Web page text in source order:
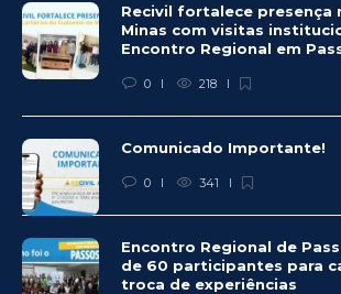
Recivil fortalece presença
Minas com visitas
Encontro Regional em
0 218
Comunicado Importante!
0 341
Encontro Regional de
de 60 participantes para
troca de experiências